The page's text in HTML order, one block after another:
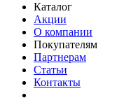
Каталог
Акции
О компании
Покупателям
Партнерам
Статьи
Контакты